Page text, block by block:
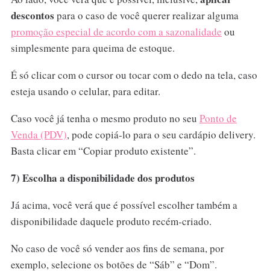
descontos para o caso de você querer realizar alguma
promoção especial de acordo com a sazonalidade ou
simplesmente para queima de estoque.
É só clicar com o cursor ou tocar com o dedo na tela, caso
esteja usando o celular, para editar.
Caso você já tenha o mesmo produto no seu Ponto de
Venda (PDV), pode copiá-lo para o seu cardápio delivery.
Basta clicar em “Copiar produto existente”.
7) Escolha a disponibilidade dos produtos
Já acima, você verá que é possível escolher também a
disponibilidade daquele produto recém-criado.
No caso de você só vender aos fins de semana, por
exemplo, selecione os botões de “Sáb” e “Dom”.